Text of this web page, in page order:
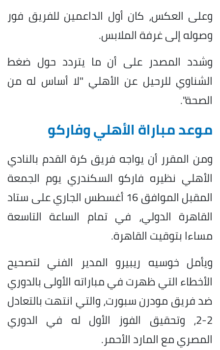
وعلى العكس، كان أول الداعمين للفريق فور
وصوله إلى غرفة الملابس.
وشدد المصدر على أن ما يتردد حول ضغط
الشناوي للرحيل عن الأهلي "لا أساس له من
الصحة".
موعد مباراة الأهلي وفاركو
ومن المقرر أن يواجه فريق كرة القدم بالنادي
الأهلي نظيره فاركو السكندري يوم الجمعة
المقبل الموافق 16 أغسطس الجاري على ستاد
القاهرة الدولي، في تمام الساعة التاسعة
مساءا بتوقيت القاهرة.
ويأمل خوسيه ريبيرو المدير الفني لتصحيح
الأخطاء التي ظهرت في مباراته الأولى بالدوري
ضد فريق مودرن سبورت، والتي انتهت بالتعادل
2-2، وتحقيق الفوز الأول له في الدوري
المصري مع المارد الأحمر.